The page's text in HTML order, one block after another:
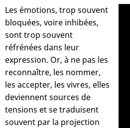
Les émotions, trop souvent
bloquées, voire inhibées,
sont trop souvent
réfrénées dans leur
expression. Or, à ne pas les
reconnaître, les nommer,
les accepter, les vivres, elles
deviennent sources de
tensions et se traduisent
souvent par la projection